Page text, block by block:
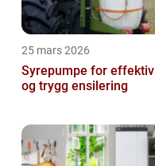
25 mars 2026
Syrepumpe for effektiv
og trygg ensilering